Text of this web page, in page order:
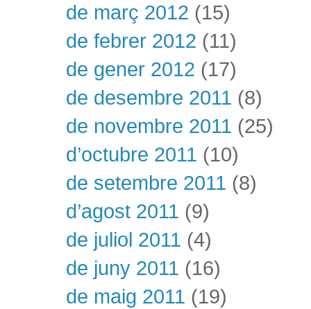
de març 2012 (15)
de febrer 2012 (11)
de gener 2012 (17)
de desembre 2011 (8)
de novembre 2011 (25)
d’octubre 2011 (10)
de setembre 2011 (8)
d’agost 2011 (9)
de juliol 2011 (4)
de juny 2011 (16)
de maig 2011 (19)